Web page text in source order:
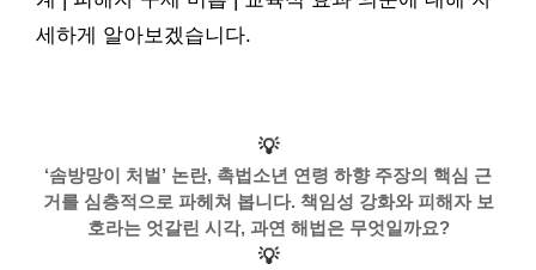
세하게 알아보겠습니다.
💡
‘솜방망이 처벌’ 논란, 촉법소년 연령 하향 주장의 핵심 근
거를 심층적으로 파헤쳐 봅니다. 책임성 강화와 피해자 보
호라는 엇갈린 시각, 과연 해법은 무엇일까요?
💡